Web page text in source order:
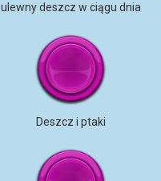
ulewny deszcz w ciągu dnia
Deszcz i ptaki